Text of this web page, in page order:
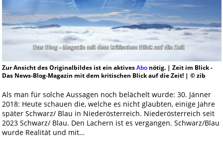
Zur Ansicht des Originalbildes ist ein aktivesAbonötig. | Zeit im Blick -
Das News-Blog-Magazin mit dem kritischen Blick auf die Zeit! | © zib
Als man für solche Aussagen noch belächelt wurde: 30. Jänner
2018: Heute schauen die, welche es nicht glaubten, einige Jahre
später Schwarz/ Blau in Niederösterreich. Niederösterreich seit
2023 Schwarz/ Blau. Den Lachern ist es vergangen. Schwarz/Blau
wurde Realität und mit…